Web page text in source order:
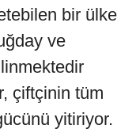
bir ülke
ve
çiftçinin tüm
yitiriyor.